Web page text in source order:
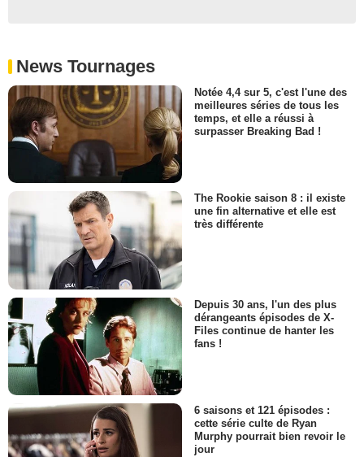
News Tournages
Notée 4,4 sur 5, c'est l'une des
meilleures séries de tous les
temps, et elle a réussi à
surpasser Breaking Bad !
The Rookie saison 8 : il existe
une fin alternative et elle est
très différente
Depuis 30 ans, l'un des plus
dérangeants épisodes de X-
Files continue de hanter les
fans !
6 saisons et 121 épisodes :
cette série culte de Ryan
Murphy pourrait bien revoir le
jour